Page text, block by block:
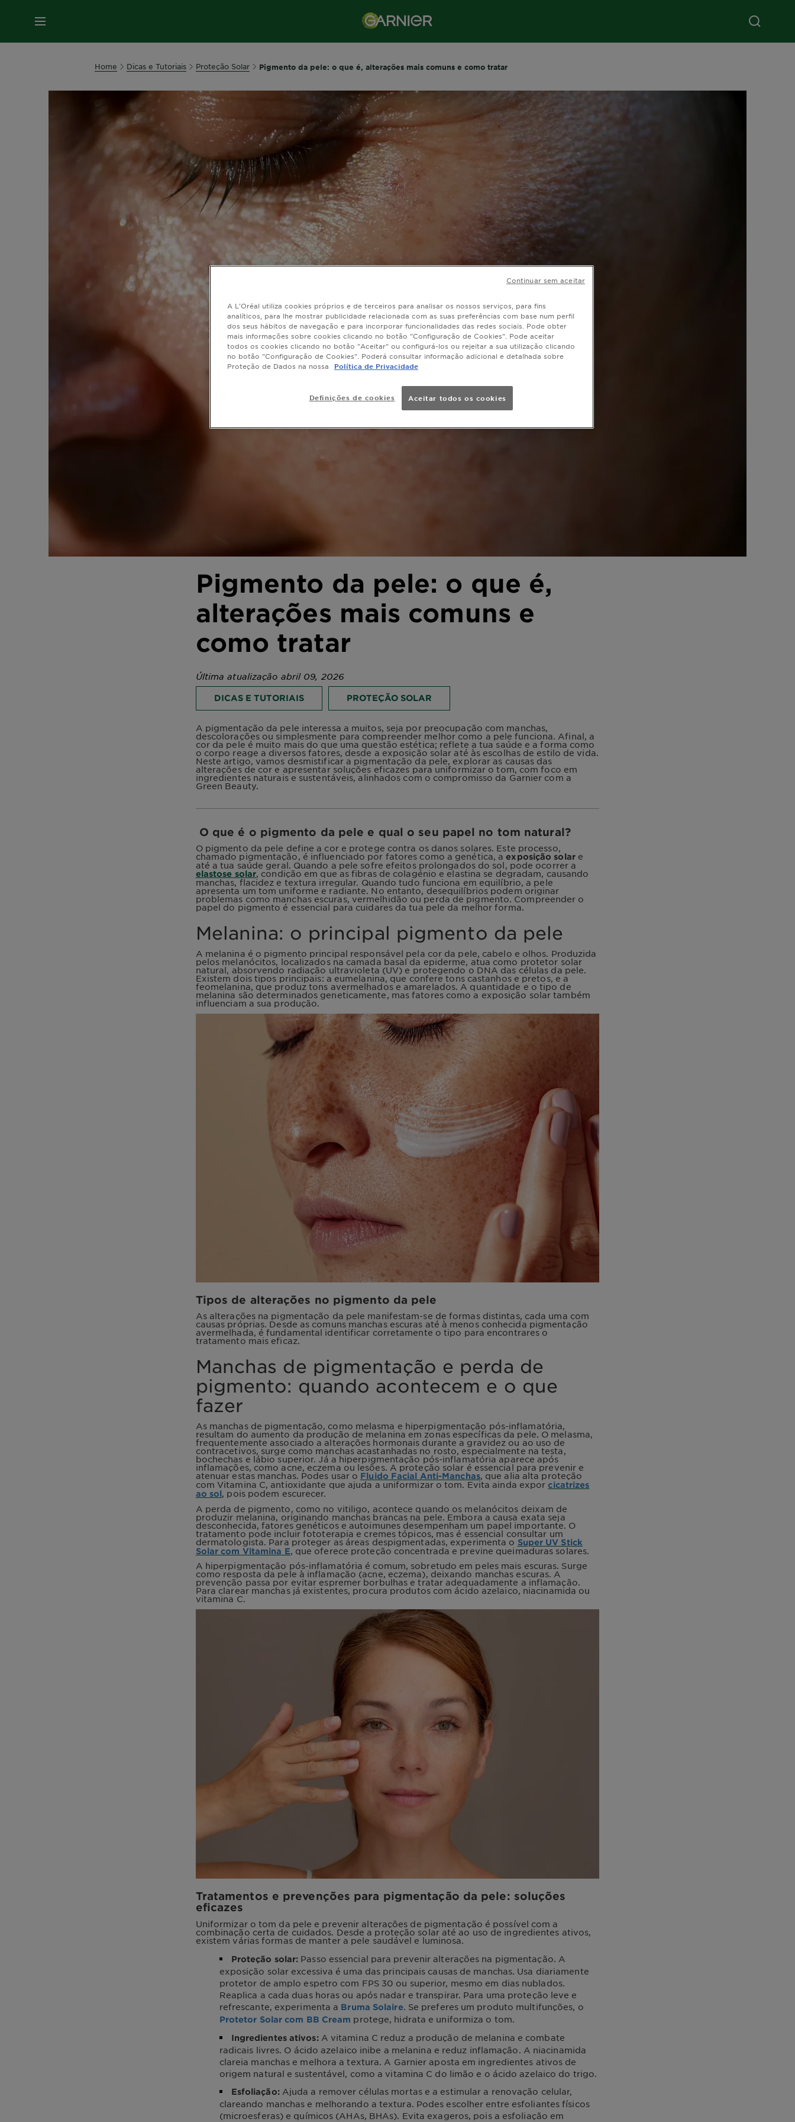
MENU
Home Dicas e Tutoriais Proteção Solar Pigmento da pele: o que é, alterações mais comuns e como tratar
Pigmento da pele: o que é,
alterações mais comuns e
como tratar
Última atualização abril 09, 2026
DICAS E TUTORIAIS PROTEÇÃO SOLAR
A pigmentação da pele interessa a muitos, seja por preocupação com manchas,
descolorações ou simplesmente para compreender melhor como a pele funciona. Afinal, a
cor da pele é muito mais do que uma questão estética; reflete a tua saúde e a forma como
o corpo reage a diversos fatores, desde a exposição solar até às escolhas de estilo de vida.
Neste artigo, vamos desmistificar a pigmentação da pele, explorar as causas das
alterações de cor e apresentar soluções eficazes para uniformizar o tom, com foco em
ingredientes naturais e sustentáveis, alinhados com o compromisso da Garnier com a
Green Beauty.
O que é o pigmento da pele e qual o seu papel no tom natural?
O pigmento da pele define a cor e protege contra os danos solares. Este processo,
chamado pigmentação, é influenciado por fatores como a genética, aexposição solare
até a tua saúde geral. Quando a pele sofre efeitos prolongados do sol, pode ocorrer a
elastose solar, condição em que as fibras de colagénio e elastina se degradam, causando
manchas, flacidez e textura irregular. Quando tudo funciona em equilíbrio, a pele
apresenta um tom uniforme e radiante. No entanto, desequilíbrios podem originar
problemas como manchas escuras, vermelhidão ou perda de pigmento. Compreender o
papel do pigmento é essencial para cuidares da tua pele da melhor forma.
Melanina: o principal pigmento da pele
A melanina é o pigmento principal responsável pela cor da pele, cabelo e olhos. Produzida
pelos melanócitos, localizados na camada basal da epiderme, atua como protetor solar
natural, absorvendo radiação ultravioleta (UV) e protegendo o DNA das células da pele.
Existem dois tipos principais: a eumelanina, que confere tons castanhos e pretos, e a
feomelanina, que produz tons avermelhados e amarelados. A quantidade e o tipo de
melanina são determinados geneticamente, mas fatores como a exposição solar também
influenciam a sua produção.
Tipos de alterações no pigmento da pele
As alterações na pigmentação da pele manifestam-se de formas distintas, cada uma com
causas próprias. Desde as comuns manchas escuras até à menos conhecida pigmentação
avermelhada, é fundamental identificar corretamente o tipo para encontrares o
tratamento mais eficaz.
Manchas de pigmentação e perda de
pigmento: quando acontecem e o que
fazer
As manchas de pigmentação, como melasma e hiperpigmentação pós-inflamatória,
resultam do aumento da produção de melanina em zonas específicas da pele. O melasma,
frequentemente associado a alterações hormonais durante a gravidez ou ao uso de
contracetivos, surge como manchas acastanhadas no rosto, especialmente na testa,
bochechas e lábio superior. Já a hiperpigmentação pós-inflamatória aparece após
inflamações, como acne, eczema ou lesões. A proteção solar é essencial para prevenir e
atenuar estas manchas. Podes usar o Fluido Facial Anti-Manchas, que alia alta proteção
com Vitamina C, antioxidante que ajuda a uniformizar o tom. Evita ainda exporcicatrizes
ao sol, pois podem escurecer.
A perda de pigmento, como no vitiligo, acontece quando os melanócitos deixam de
produzir melanina, originando manchas brancas na pele. Embora a causa exata seja
desconhecida, fatores genéticos e autoimunes desempenham um papel importante. O
tratamento pode incluir fototerapia e cremes tópicos, mas é essencial consultar um
dermatologista. Para proteger as áreas despigmentadas, experimenta o Super UV Stick
Solar com Vitamina E, que oferece proteção concentrada e previne queimaduras solares.
A hiperpigmentação pós-inflamatória é comum, sobretudo em peles mais escuras. Surge
como resposta da pele à inflamação (acne, eczema), deixando manchas escuras. A
prevenção passa por evitar espremer borbulhas e tratar adequadamente a inflamação.
Para clarear manchas já existentes, procura produtos com ácido azelaico, niacinamida ou
vitamina C.
Tratamentos e prevenções para pigmentação da pele: soluções
eficazes
Uniformizar o tom da pele e prevenir alterações de pigmentação é possível com a
combinação certa de cuidados. Desde a proteção solar até ao uso de ingredientes ativos,
existem várias formas de manter a pele saudável e luminosa.
Proteção solar: Passo essencial para prevenir alterações na pigmentação. A
exposição solar excessiva é uma das principais causas de manchas. Usa diariamente
protetor de amplo espetro com FPS 30 ou superior, mesmo em dias nublados.
Reaplica a cada duas horas ou após nadar e transpirar. Para uma proteção leve e
refrescante, experimenta a Bruma Solaire. Se preferes um produto multifunções, o
Protetor Solar com BB Cream protege, hidrata e uniformiza o tom.
Ingredientes ativos:A vitamina C reduz a produção de melanina e combate
radicais livres. O ácido azelaico inibe a melanina e reduz inflamação. A niacinamida
clareia manchas e melhora a textura. A Garnier aposta em ingredientes ativos de
origem natural e sustentável, como a vitamina C do limão e o ácido azelaico do trigo.
Esfoliação:Ajuda a remover células mortas e a estimular a renovação celular,
clareando manchas e melhorando a textura. Podes escolher entre esfoliantes físicos
(microesferas) e químicos (AHAs, BHAs). Evita exageros, pois a esfoliação em
A L'Oréal utiliza cookies próprios e de terceiros para analisar os nossos serviços, para fins
analíticos, para lhe mostrar publicidade relacionada com as suas preferências com base num perfil
dos seus hábitos de navegação e para incorporar funcionalidades das redes sociais. Pode obter
mais informações sobre cookies clicando no botão "Configuração de Cookies". Pode aceitar
todos os cookies clicando no botão "Aceitar" ou configurá-los ou rejeitar a sua utilização clicando
no botão "Configuração de Cookies". Poderá consultar informação adicional e detalhada sobre
Proteção de Dados na nossa
Política de Privacidade
Definições de cookies Aceitar todos os cookies
Continuar sem aceitar